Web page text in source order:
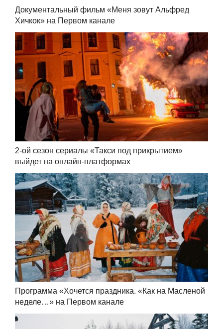
Документальный фильм «Меня зовут Альфред
Хичкок» на Первом канале
2-ой сезон сериалы «Такси под прикрытием»
выйдет на онлайн-платформах
Программа «Хочется праздника. «Как на Масленой
неделе…» на Первом канале